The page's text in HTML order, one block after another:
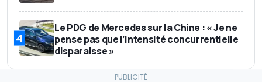
4
Le PDG de Mercedes sur la Chine : « Je ne
pense pas que l’intensité concurrentielle
disparaisse »